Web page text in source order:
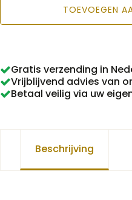
loved
and
TOEVOEGEN
Gratis verzending in
Vrijblijvend advies van
Betaal veilig via uw
Beschrijving